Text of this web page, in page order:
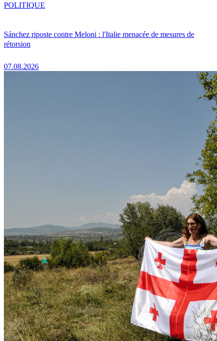
Sánchez riposte contre Meloni : l'Italie menacée de mesures de
rétorsion
07.08.2026
POLITIQUE